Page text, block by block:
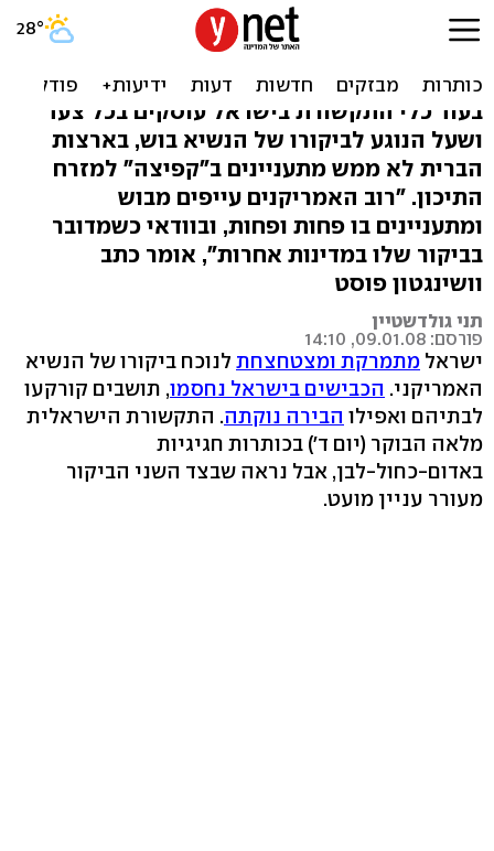
מסקרים את בוש בישראל,
חושבים על הילארי
בעוד כלי התקשורת בישראל עוסקים בכל צעד
ושעל הנוגע לביקורו של הנשיא בוש, בארצות
הברית לא ממש מתעניינים ב"קפיצה" למזרח
התיכון. "רוב האמריקנים עייפים מבוש
ומתעניינים בו פחות ופחות, ובוודאי כשמדובר
בביקור שלו במדינות אחרות", אומר כתב
וושינגטון פוסט
תני גולדשטיין
פורסם: 09.01.08, 14:10
ישראל מתמרקת ומצטחצחת לנוכח ביקורו של הנשיא
האמריקני. הכבישים בישראל נחסמו, תושבים קורקעו
לבתיהם ואפילו הבירה נוקתה. התקשורת הישראלית
מלאה הבוקר (יום ד') בכותרות חגיגיות
באדום-כחול-לבן, אבל נראה שבצד השני הביקור
מעורר עניין מועט.